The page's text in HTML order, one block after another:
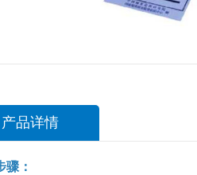
产品详情
骤：